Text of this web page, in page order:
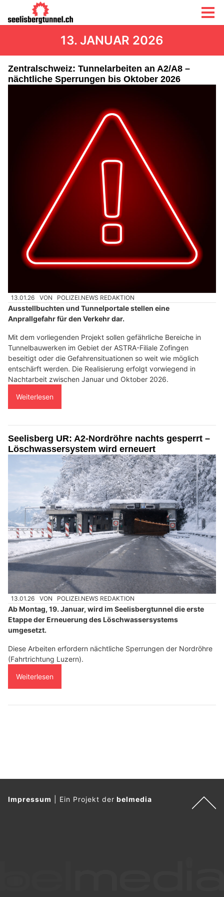
13. JANUAR 2026
Zentralschweiz: Tunnelarbeiten an A2/A8 –
nächtliche Sperrungen bis Oktober 2026
13.01.26 VON POLIZEI.NEWS REDAKTION
Ausstellbuchten und Tunnelportale stellen eine
Anprallgefahr für den Verkehr dar.
Mit dem vorliegenden Projekt sollen gefährliche Bereiche in
Tunnelbauwerken im Gebiet der ASTRA-Filiale Zofingen
beseitigt oder die Gefahrensituationen so weit wie möglich
entschärft werden. Die Realisierung erfolgt vorwiegend in
Nachtarbeit zwischen Januar und Oktober 2026.
Weiterlesen
Seelisberg UR: A2-Nordröhre nachts gesperrt –
Löschwassersystem wird erneuert
13.01.26 VON POLIZEI.NEWS REDAKTION
Ab Montag, 19. Januar, wird im Seelisbergtunnel die erste
Etappe der Erneuerung des Löschwassersystems
umgesetzt.
Diese Arbeiten erfordern nächtliche Sperrungen der Nordröhre
(Fahrtrichtung Luzern).
Weiterlesen
Impressum Ein Projekt derbelmedia